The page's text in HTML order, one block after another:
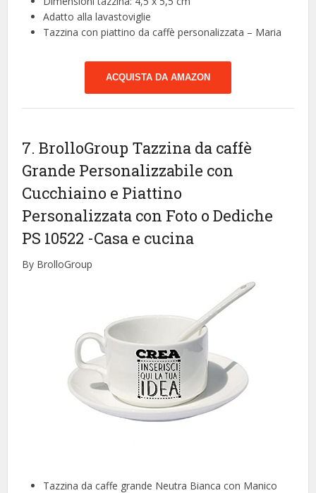
Adatto alla lavastoviglie
Tazzina con piattino da caffè personalizzata – Maria
ACQUISTA DA AMAZON
7. BrolloGroup Tazzina da caffè
Grande Personalizzabile con
Cucchiaino e Piattino
Personalizzata con Foto o Dediche
PS 10522 -Casa e cucina
By BrolloGroup
Tazzina da caffe grande Neutra Bianca con Manico